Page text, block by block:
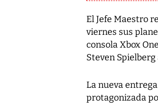
El Jefe Maestro
viernes sus
consola Xbox
Steven Spielberg
La nueva
protagonizada